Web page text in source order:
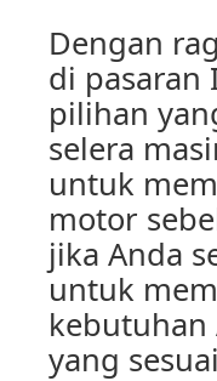
Dengan
di pasaran
pilihan
selera
untuk
motor
jika Anda
untuk
yang